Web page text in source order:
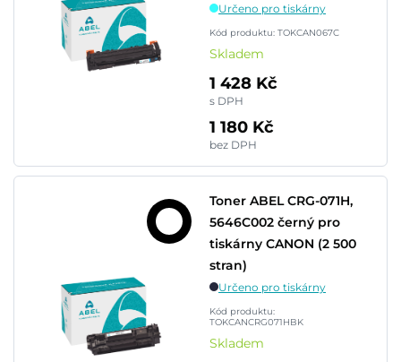
Určeno pro tiskárny
Kód produktu: TOKCAN067C
Skladem
1 428 Kč
s DPH
1 180 Kč
bez DPH
Toner ABEL CRG-071H,
5646C002 černý pro
tiskárny CANON (2 500
stran)
Určeno pro tiskárny
Kód produktu:
TOKCANCRG071HBK
Skladem